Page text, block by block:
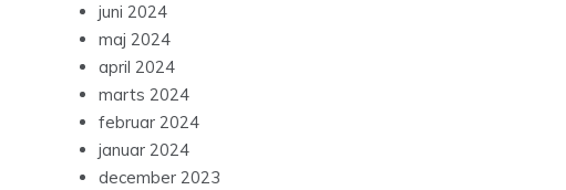
juni 2024
maj 2024
april 2024
marts 2024
februar 2024
januar 2024
december 2023